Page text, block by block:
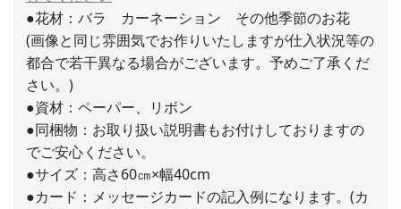
●花材：バラ カーネーション その他季節のお花
(画像と同じ雰囲気でお作りいたしますが仕入状況等の
都合で若干異なる場合がございます。予めご了承くだ
さい。)
●資材：ペーパー、リボン
●同梱物：お取り扱い説明書もお付けしておりますの
でご安心ください。
●サイズ：高さ60㎝×幅40cm
●カード：メッセージカードの記入例になります。(カ